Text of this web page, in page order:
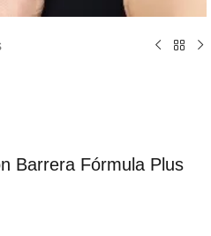
Barrera Fórmula Plus